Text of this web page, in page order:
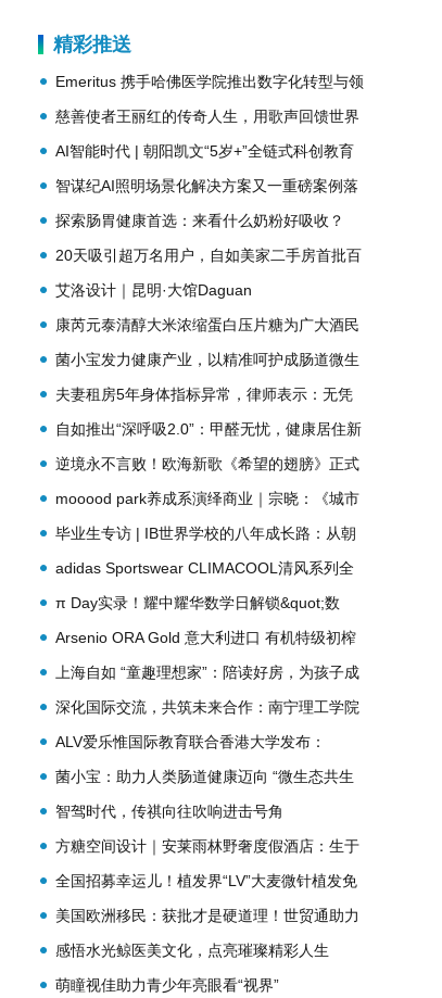
精彩推送
Emeritus 携手哈佛医学院推出数字化转型与领
导力课程，运用AI撬动万亿医药市场！
慈善使者王丽红的传奇人生，用歌声回馈世界
AI智能时代 | 朝阳凯文“5岁+”全链式科创教育
硬核实力
智谋纪AI照明场景化解决方案又一重磅案例落
地四川
探索肠胃健康首选：来看什么奶粉好吸收？
20天吸引超万名用户，自如美家二手房首批百
套精选房源陆续上线
艾洛设计｜昆明·大馆Daguan
康芮元泰清醇大米浓缩蛋白压片糖为广大酒民
带来福音
菌小宝发力健康产业，以精准呵护成肠道微生
态领航者
夫妻租房5年身体指标异常，律师表示：无凭
据的索赔不合理
自如推出“深呼吸2.0”：甲醛无忧，健康居住新
选择
逆境永不言败！欧海新歌《希望的翅膀》正式
上线
mooood park养成系演绎商业｜宗晓：《城市
花园》——都市土壤中的植物哲学
毕业生专访 | IB世界学校的八年成长路：从朝
阳凯文“破土”到“花开”港大
adidas Sportswear CLIMACOOL清风系列全
新发布 携手新生代冠军潘展乐、王欣瑜、吴艳
妮、胡明轩，刷新透爽新标准
π Day实录！耀中耀华数学日解锁&quot;数
&quot;不尽的脑洞与欢笑
Arsenio ORA Gold 意大利进口 有机特级初榨
橄榄油混合1.5克藏红花精品限量版
上海自如 “童趣理想家”：陪读好房，为孩子成
长筑梦减负
深化国际交流，共筑未来合作：南宁理工学院
携手英国朴次茅斯大学（伦敦校区）和美国索
菲亚大学共建广西学习中心
ALV爱乐惟国际教育联合香港大学发布：
Capstone AI教育项目！
菌小宝：助力人类肠道健康迈向 “微生态共生
时代”
智驾时代，传祺向往吹响进击号角
方糖空间设计｜安莱雨林野奢度假酒店：生于
自然，和野而栖
全国招募幸运儿！植发界“LV”大麦微针植发免
费送LV包不容错过
美国欧洲移民：获批才是硬道理！世贸通助力
大批客户加速实现移民梦
感悟水光鲸医美文化，点亮璀璨精彩人生
萌瞳视佳助力青少年亮眼看“视界”